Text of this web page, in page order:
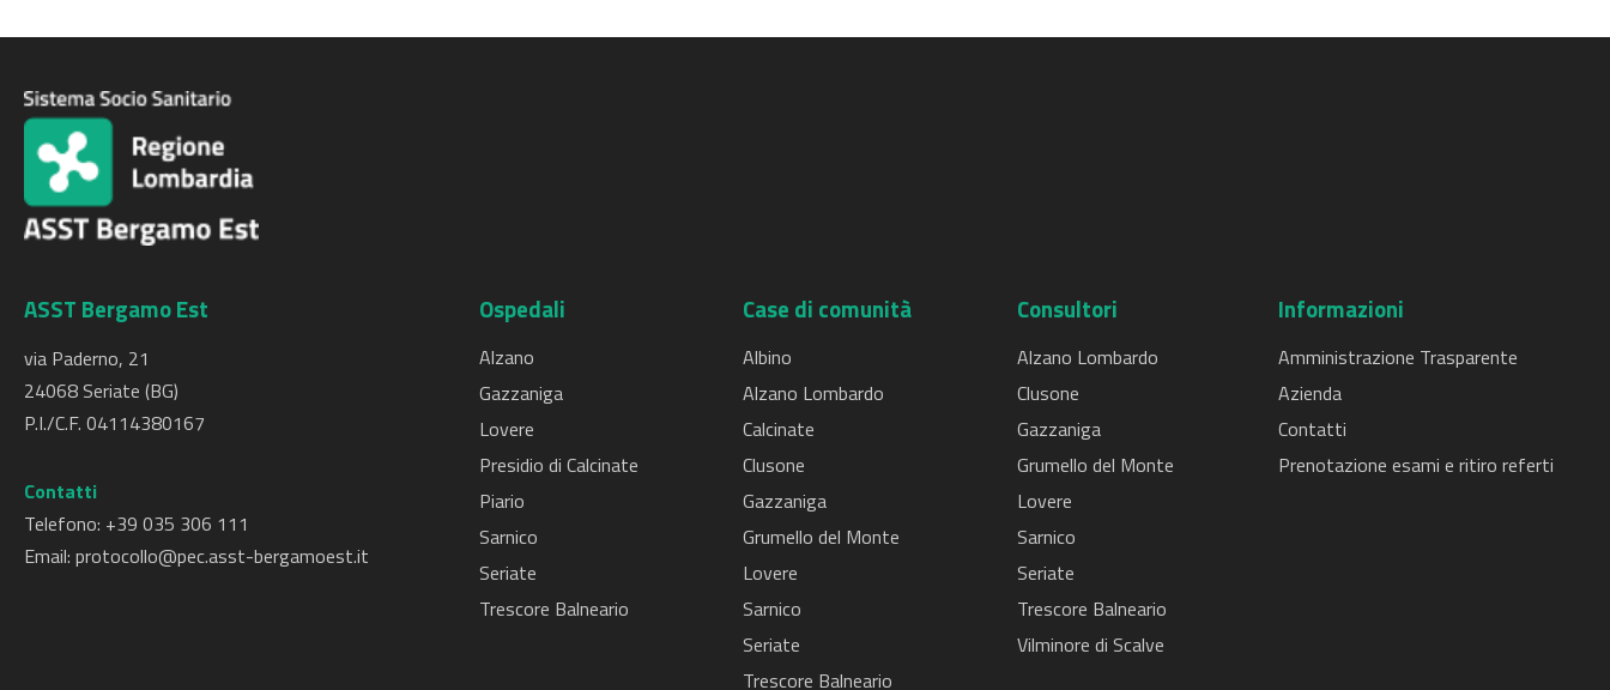
ASST Bergamo Est
via Paderno, 21
24068 Seriate (BG)
P.I./C.F. 04114380167
Contatti
Telefono: +39 035 306 111
Email: protocollo@pec.asst-bergamoest.it
Ospedali
Alzano
Gazzaniga
Lovere
Presidio di Calcinate
Piario
Sarnico
Seriate
Trescore Balneario
Case di comunità
Albino
Alzano Lombardo
Calcinate
Clusone
Gazzaniga
Grumello del Monte
Lovere
Sarnico
Seriate
Trescore Balneario
Consultori
Alzano Lombardo
Clusone
Gazzaniga
Grumello del Monte
Lovere
Sarnico
Seriate
Trescore Balneario
Vilminore di Scalve
Informazioni
Amministrazione Trasparente
Azienda
Contatti
Prenotazione esami e ritiro referti